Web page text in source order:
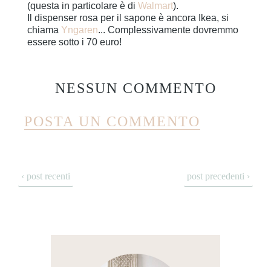
(questa in particolare è di Walmart).
Il dispenser rosa per il sapone è ancora Ikea, si
chiama Yngaren... Complessivamente dovremmo
essere sotto i 70 euro!
NESSUN COMMENTO
POSTA UN COMMENTO
‹ post recenti post precedenti ›